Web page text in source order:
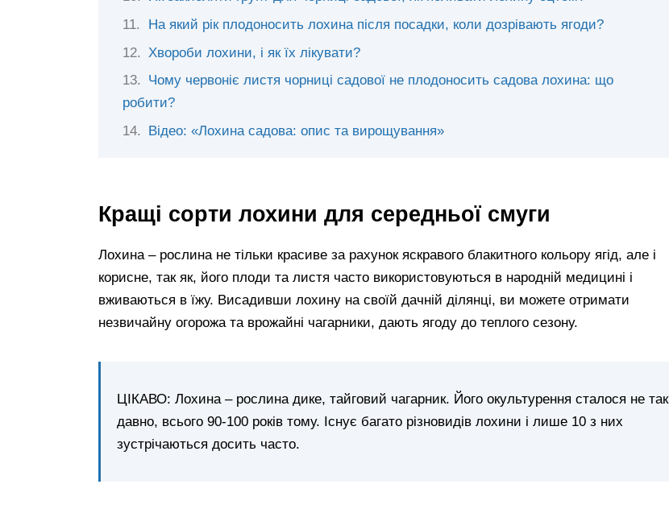
На який рік плодоносить лохина після посадки, коли дозрівають ягоди?
Хвороби лохини, і як їх лікувати?
Чому червоніє листя чорниці садової не плодоносить садова лохина: що
робити?
Відео: «Лохина садова: опис та вирощування»
Кращі сорти лохини для середньої смуги
Лохина – рослина не тільки красиве за рахунок яскравого блакитного кольору ягід, але і
корисне, так як, його плоди та листя часто використовуються в народній медицині і
вживаються в їжу. Висадивши лохину на своїй дачній ділянці, ви можете отримати
незвичайну огорожа та врожайні чагарники, дають ягоду до теплого сезону.
ЦІКАВО: Лохина – рослина дике, тайговий чагарник. Його окультурення сталося не так
давно, всього 90-100 років тому. Існує багато різновидів лохини і лише 10 з них
зустрічаються досить часто.